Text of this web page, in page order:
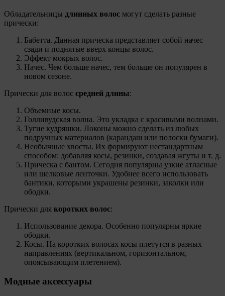
Обладательницы длинных волос могут сделать разные
прически:
Бабетта. Данная прическа представляет собой начес
сзади и поднятые вверх концы волос.
Эффект мокрых волос.
Начес. Чем больше начес, тем больше он популярен в
новом сезоне.
Прически для волос средней длины:
Объемные косы.
Голливудская волна. Это укладка с красивыми волнами.
Тугие кудряшки. Локоны можно сделать из любых
подручных материалов (карандаш или полоски бумаги).
Необычные хвосты. Их формируют нестандартным
способом: добавляя косы, резинки, создавая жгуты и т. д.
Прическа с бантом. Сегодня популярны узкие атласные
или шелковые ленточки. Удобнее всего использовать
бантики, которыми украшены резинки, заколки или
ободки.
Прически для коротких волос:
Использование декора. Особенно популярны яркие
ободки.
Косы. На коротких волосах косы плетутся в разных
направлениях (вертикальном, горизонтальном,
опоясывающим плетением).
Модные аксессуары